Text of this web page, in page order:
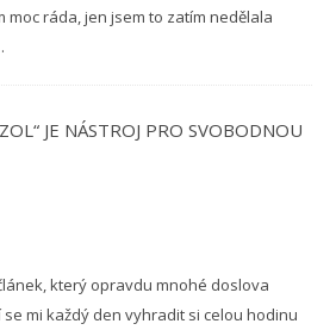
moc ráda, jen jsem to zatím nedělala
JE NÁSTROJ PRO SVOBODNOU
který opravdu mnohé doslova
mi každý den vyhradit si celou hodinu